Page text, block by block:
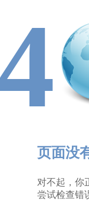
页面没
对不起，你
尝试检查